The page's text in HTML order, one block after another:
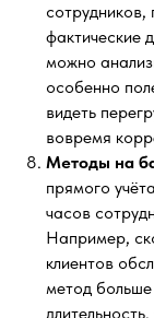
сотрудников,
фактические
можно
особенно
видеть
вовремя
Методы на
прямого
часов
Например,
клиентов
метод